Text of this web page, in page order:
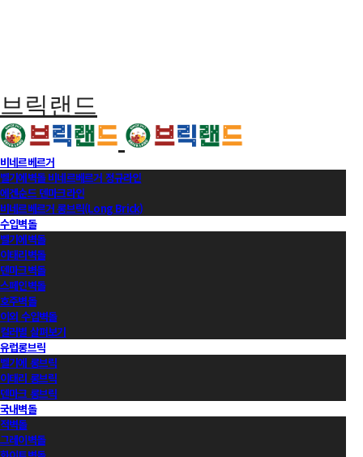
브릭랜드
비네르베르거
벨기에벽돌 비네르베르거 정규라인
에겐순드 덴마크라인
비네르베르거 롱브릭(Long Brick)
수입벽돌
벨기에벽돌
이태리벽돌
덴마크벽돌
스페인벽돌
호주벽돌
이외 수입벽돌
컬러별 살펴보기
유럽롱브릭
벨기에 롱브릭
이태리 롱브릭
덴마크 롱브릭
국내벽돌
적벽돌
그레이벽돌